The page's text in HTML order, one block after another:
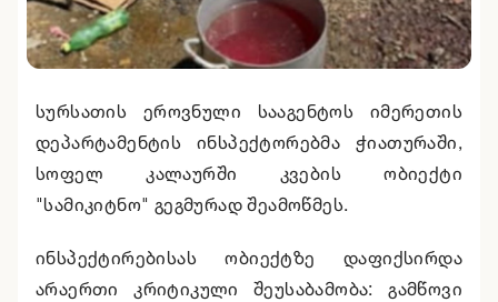
სურსათის ეროვნული სააგენტოს იმერეთის
დეპარტამენტის ინსპექტორებმა ჭიათურაში,
სოფელ კალაურში კვების ობიექტი
"სამიკიტნო" გეგმურად შეამოწმეს.
ინსპექტირებისას ობიექტზე დაფიქსირდა
არაერთი კრიტიკული შეუსაბამობა: გამწოვი